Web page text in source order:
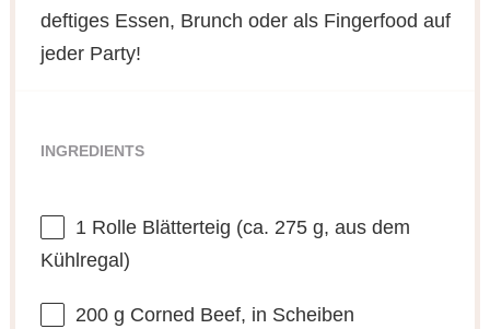
deftiges Essen, Brunch oder als Fingerfood auf
jeder Party!
INGREDIENTS
1Rolle Blätterteig (ca. 275 g, aus dem
Kühlregal)
200 g Corned Beef, in Scheiben